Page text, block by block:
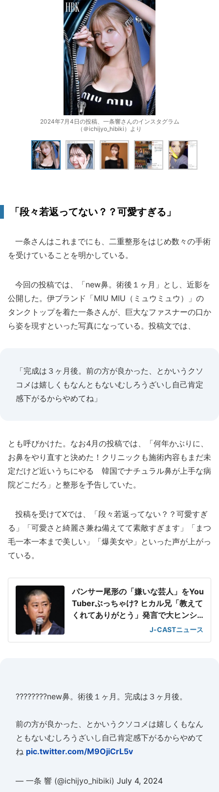
2024年7月4日の投稿、一条響さんのインスタグラム
（＠ichijyo_hibiki）より
「段々若返ってない？？可愛すぎる」
一条さんはこれまでにも、二重整形をはじめ数々の手術
を受けていることを明かしている。
今回の投稿では、「new鼻。術後１ヶ月」とし、近影を
公開した。伊ブランド「MIU MIU（ミュウミュウ）」の
タンクトップを着た一条さんが、巨大なファスナーの口か
ら姿を現すといった写真になっている。投稿文では、
「完成は３ヶ月後。前の方が良かった、とかいうクソ
コメは嬉しくもなんともないむしろうざいし自己肯定
感下がるからやめてね」
とも呼びかけた。なお4月の投稿では、「何年かぶりに、
お鼻をやり直すと決めた！クリニックも施術内容もまだ未
定だけど近いうちにやる 韓国でナチュラル鼻が上手な病
院どこだろ」と整形を予告していた。
投稿を受けてXでは、「段々若返ってない？？可愛すぎ
る」「可愛さと綺麗さ兼ね備えてて素敵すぎます」「まつ
毛一本一本まで美しい」「爆美女や」といった声が上がっ
ている。
パンサー尾形の「嫌いな芸人」をYou
Tuberぶっちゃけ? ヒカル兄「教えて
くれてありがとう」発言で大ヒンシ
J-CASTニュース
????????new鼻。術後１ヶ月。完成は３ヶ月後。
前の方が良かった、とかいうクソコメは嬉しくもなん
ともないむしろうざいし自己肯定感下がるからやめて
ね pic.twitter.com/M9OjiCrL5v
— 一条 響 (@ichijyo_hibiki) July 4, 2024